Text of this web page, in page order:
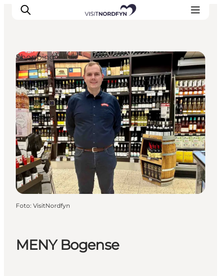
Erleben
Eventkalender
Essen und Trinken
Unterkünfte
Erlebnisbuchung
Für Kinder
MENY Bogense
Shopping
Foto: VisitNordfyn